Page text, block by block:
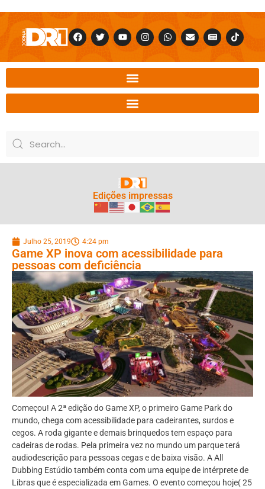
Edições impressas
Julho 25, 2019 4:24 pm
Game XP inova com acessibilidade para
pessoas com deficiência
Começou! A 2ª edição do Game XP, o primeiro Game Park do
mundo, chega com acessibilidade para cadeirantes, surdos e
cegos. A roda gigante e demais brinquedos tem espaço para
cadeiras de rodas. Pela primeira vez no mundo um parque terá
audiodescrição para pessoas cegas e de baixa visão. A All
Dubbing Estúdio também conta com uma equipe de intérprete de
Libras que é especializada em Games. O evento começou hoje( 25